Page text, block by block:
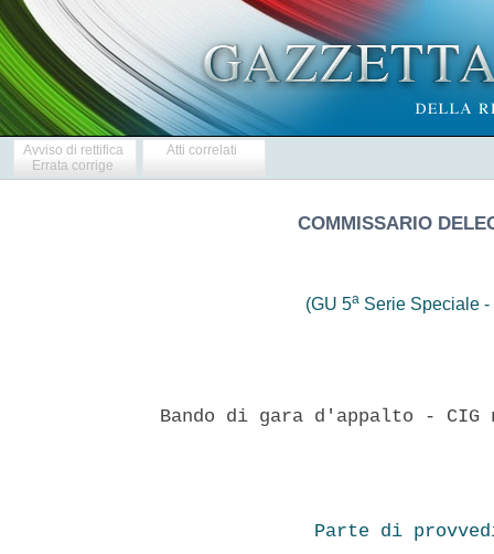
Avviso di rettifica
Errata corrige
Atti correlati
COMMISSARIO
(GU 5a Serie Speciale
Bando di gara d'appalto - CIG
Parte di